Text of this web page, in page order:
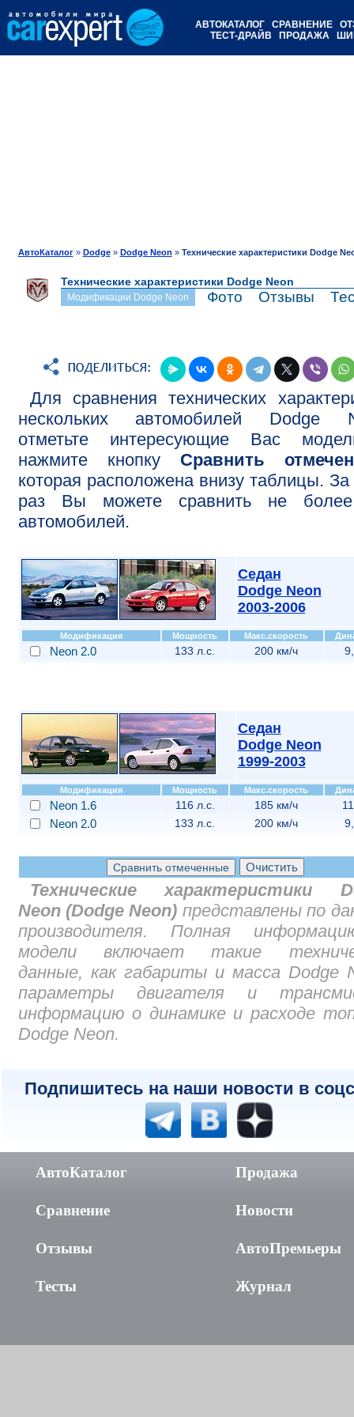
АВТОКАТАЛОГ СРАВНЕНИЕ
ТЕСТ-ДРАЙВ
ПРОДАЖА
АвтоКаталог» Dodge» Dodge Neon » Технические характеристики Dodge
Технические характеристики Dodge Neon
Модификации Dodge Neon Фото Отзывы
Для сравнения технических
нескольких автомобилей Dodge
отметьте интересующие Вас
нажмите кнопку Сравнить
которая расположена внизу таблицы.
раз Вы можете сравнить не
автомобилей.
Седан
Dodge Neon
2003-2006
Модификация Мощность Макс.скорость
Neon 2.0 133 л.с. 200 км/ч
Седан
Dodge Neon
1999-2003
Модификация Мощность Макс.скорость
Neon 1.6 116 л.с. 185 км/ч
Neon 2.0 133 л.с. 200 км/ч
Технические характеристики
Neon (Dodge Neon) представлены по
производителя. Полная
модели включает такие
данные, как габариты и масса Dodge
параметры двигателя и
информацию о динамике и расходе
Dodge Neon.
Подпишитесь на наши новости в
АвтоКаталог
Сравнение
Отзывы
Тесты
Продажа
Новости
АвтоПремьеры
Журнал